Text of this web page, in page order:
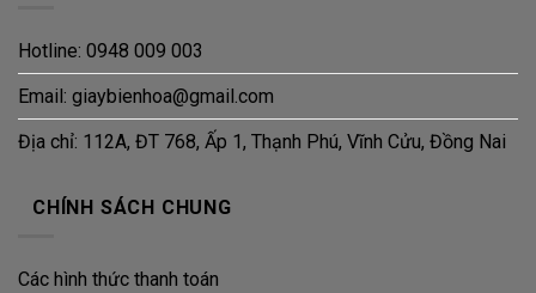
Hotline: 0948 009 003
Email: giaybienhoa@gmail.com
Địa chỉ: 112A, ĐT 768, Ấp 1, Thạnh Phú, Vĩnh Cửu, Đồng Nai
CHÍNH SÁCH CHUNG
Các hình thức thanh toán